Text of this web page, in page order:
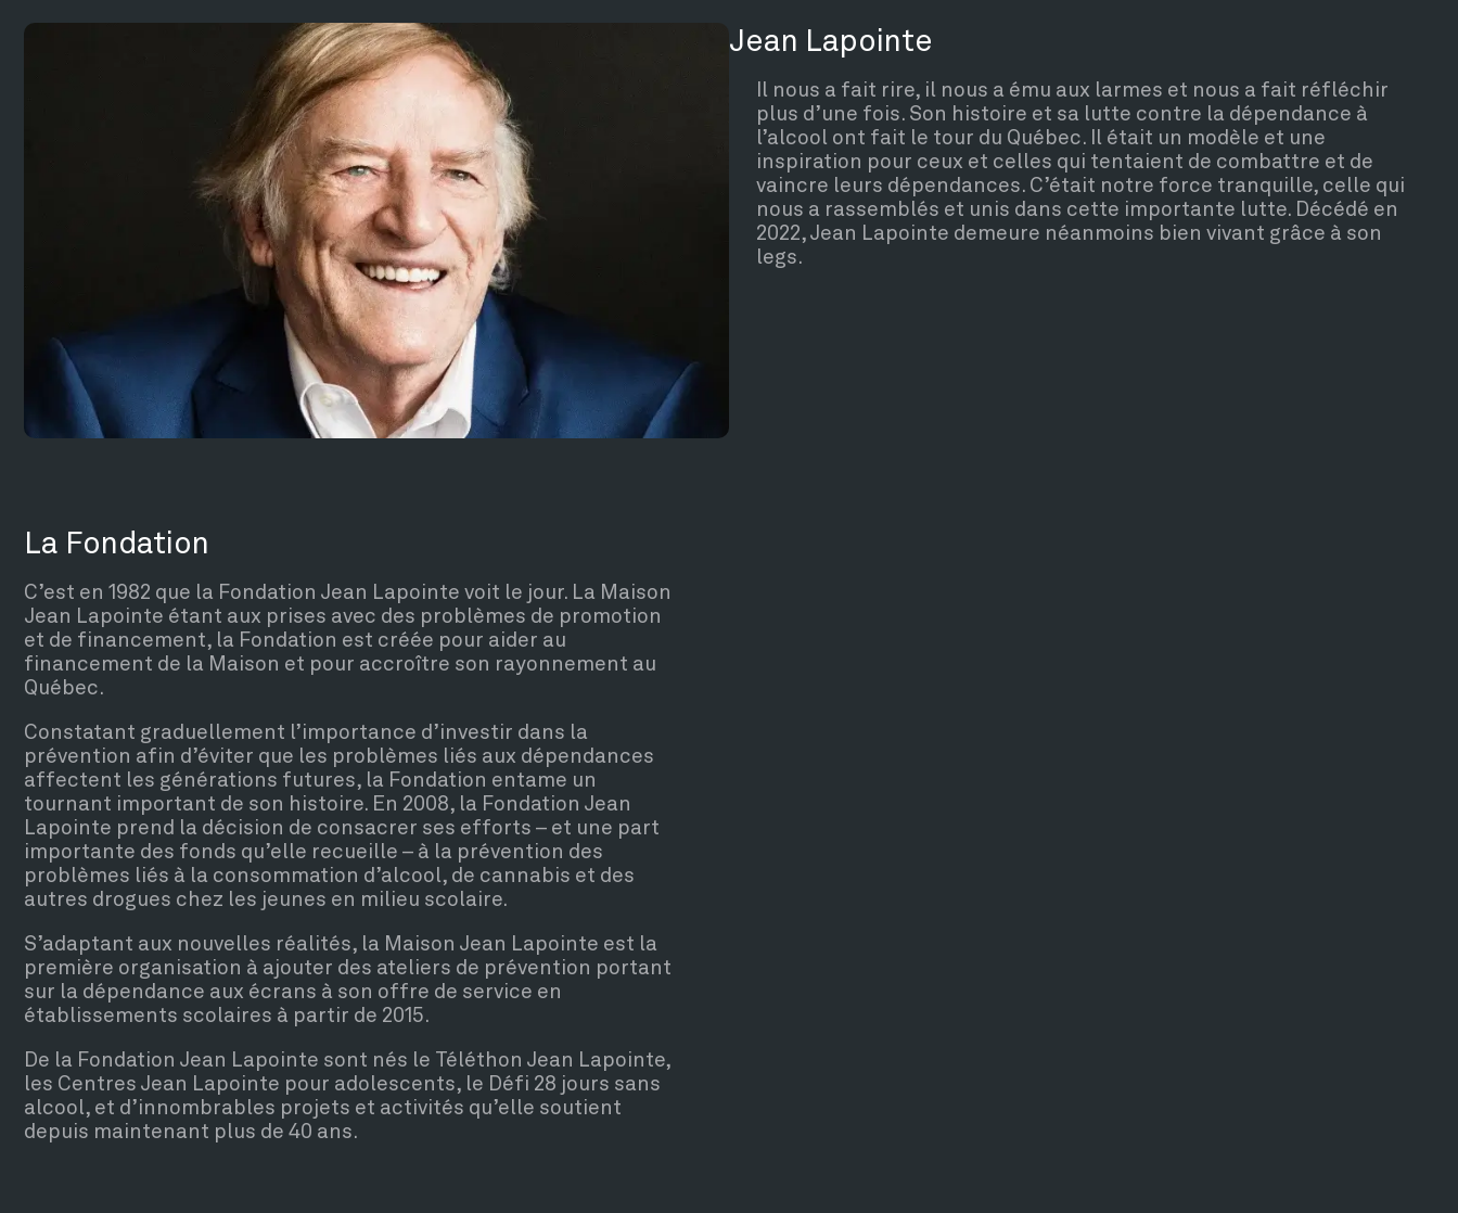
Jean Lapointe
Il nous a fait rire, il nous a ému aux larmes et nous a fait réfléchir
plus d’une fois. Son histoire et sa lutte contre la dépendance à
l’alcool ont fait le tour du Québec. Il était un modèle et une
inspiration pour ceux et celles qui tentaient de combattre et de
vaincre leurs dépendances. C’était notre force tranquille, celle qui
nous a rassemblés et unis dans cette importante lutte. Décédé en
2022, Jean Lapointe demeure néanmoins bien vivant grâce à son
legs.
La Fondation
C’est en 1982 que la Fondation Jean Lapointe voit le jour. La Maison
Jean Lapointe étant aux prises avec des problèmes de promotion
et de financement, la Fondation est créée pour aider au
financement de la Maison et pour accroître son rayonnement au
Québec.
Constatant graduellement l’importance d’investir dans la
prévention afin d’éviter que les problèmes liés aux dépendances
affectent les générations futures, la Fondation entame un
tournant important de son histoire. En 2008, la Fondation Jean
Lapointe prend la décision de consacrer ses efforts – et une part
importante des fonds qu’elle recueille – à la prévention des
problèmes liés à la consommation d’alcool, de cannabis et des
autres drogues chez les jeunes en milieu scolaire.
S’adaptant aux nouvelles réalités, la Maison Jean Lapointe est la
première organisation à ajouter des ateliers de prévention portant
sur la dépendance aux écrans à son offre de service en
établissements scolaires à partir de 2015.
De la Fondation Jean Lapointe sont nés le Téléthon Jean Lapointe,
les Centres Jean Lapointe pour adolescents, le Défi 28 jours sans
alcool, et d’innombrables projets et activités qu’elle soutient
depuis maintenant plus de 40 ans.